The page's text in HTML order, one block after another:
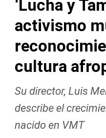
‘Lucha y
activismo
cultura
Su director, Luis
describe el
nacido en VMT